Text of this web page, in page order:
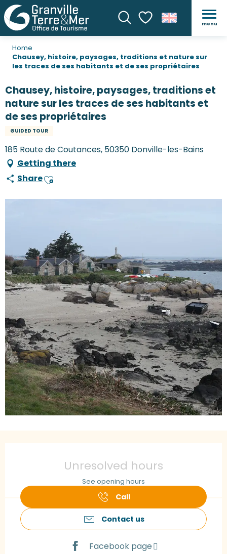
SearchVoir les favoris
menu
Home
Chausey, histoire, paysages, traditions et nature sur
les traces de ses habitants et de ses propriétaires
Chausey, histoire, paysages, traditions et
nature sur les traces de ses habitants et
de ses propriétaires
GUIDED TOUR
185 Route de Coutances, 50350 Donville-les-Bains
Getting there
ShareAjouter aux favoris
Unresolved hours
See opening hours
Call
Contact us
Facebook page